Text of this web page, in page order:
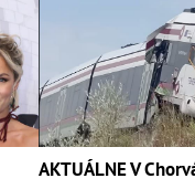
AKTUÁLNE V